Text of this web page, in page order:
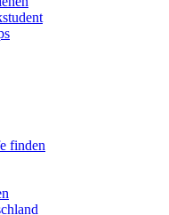
finden